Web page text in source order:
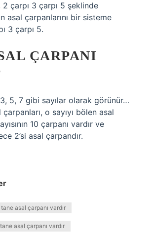
çarpı 3 çarpı 5 şeklinde
asal çarpanlarını bir sisteme
3 çarpı 5.
ÇARPANI
5, 7 gibi sayılar olarak görünür…
çarpanları, o sayıyı bölen asal
10 çarpanı vardır ve
2’si asal çarpandır.
tane asal çarpanı vardır
asal çarpanı vardır